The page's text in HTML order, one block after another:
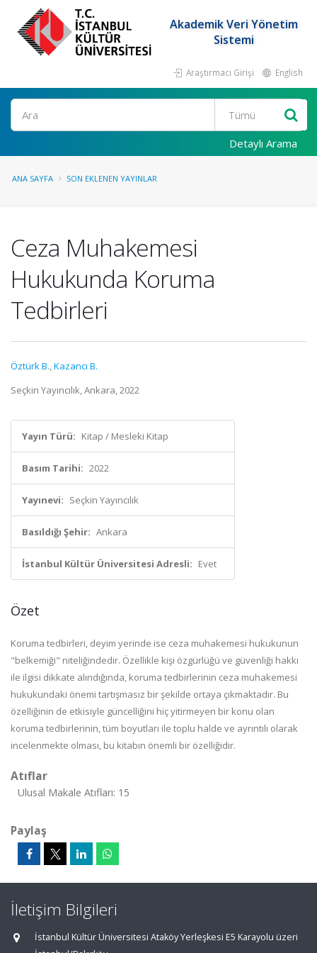
Akademik Veri Yönetim
Sistemi
Araştırmacı Girişi English
Ara
Detaylı Arama
ANA SAYFA SON EKLENEN YAYINLAR
Ceza Muhakemesi
Hukukunda Koruma
Tedbirleri
Öztürk B.,Kazancı B.
Seçkin Yayıncılık, Ankara, 2022
Yayın Türü: Kitap / Mesleki Kitap
Basım Tarihi: 2022
Yayınevi: Seçkin Yayıncılık
Basıldığı Şehir: Ankara
İstanbul Kültür Üniversitesi Adresli: Evet
Özet
Koruma tedbirleri, deyim yerinde ise ceza muhakemesi hukukunun
"belkemiği" niteliğindedir. Özellikle kişi özgürlüğü ve güvenliği hakkı
ile ilgisi dikkate alındığında, koruma tedbirlerinin ceza muhakemesi
hukukundaki önemi tartışmasız bir şekilde ortaya çıkmaktadır. Bu
özelliğinin de etkisiyle güncelliğini hiç yitirmeyen bir konu olan
koruma tedbirlerinin, tüm boyutları ile toplu halde ve ayrıntılı olarak
incelenmekte olması, bu kitabın önemli bir özelliğidir.
Atıflar
Ulusal Makale Atıfları: 15
Paylaş
İletişim Bilgileri
İstanbul Kültür Üniversitesi Ataköy Yerleşkesi E5 Karayolu üzeri